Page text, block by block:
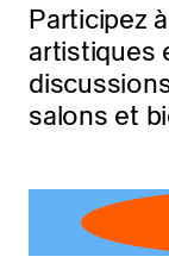
Participez
artistiques
salons et